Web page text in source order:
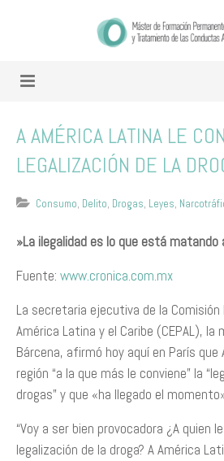
​A A​MÉRICA LATINA LE
LEGALIZACIÓN DE LA
Consumo, Delito, Drogas, Leyes,
​»La ilegalidad es lo que está matando
Fuente: www.cronica.com.mx
La secretaria ejecutiva de la Comisión
América Latina y el Caribe (CEPAL), la
Bárcena, afirmó hoy aquí en París que
región “a la que más le conviene” la
drogas” y que «ha llegado el
“Voy a ser bien provocadora ¿A quien
legalización de la droga? A América